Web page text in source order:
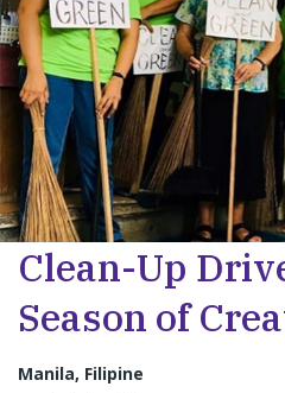
Clean-Up
Season of
Manila, Filipine